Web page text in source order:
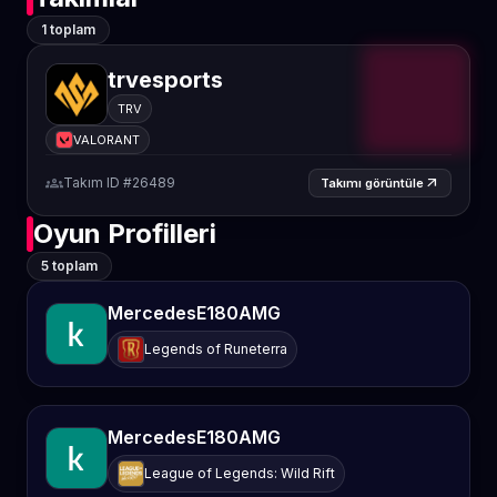
1 toplam
trvesports
TRV
VALORANT
groupsTakım ID #26489 Takımı görüntüle arrow_outward
Oyun Profilleri
5 toplam
MercedesE180AMG
Legends of Runeterra
MercedesE180AMG
League of Legends: Wild Rift